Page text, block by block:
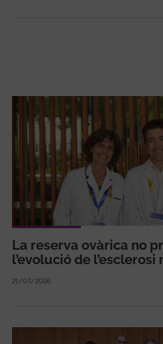
La reserva ovàrica no
l’evolució de
21/07/2026